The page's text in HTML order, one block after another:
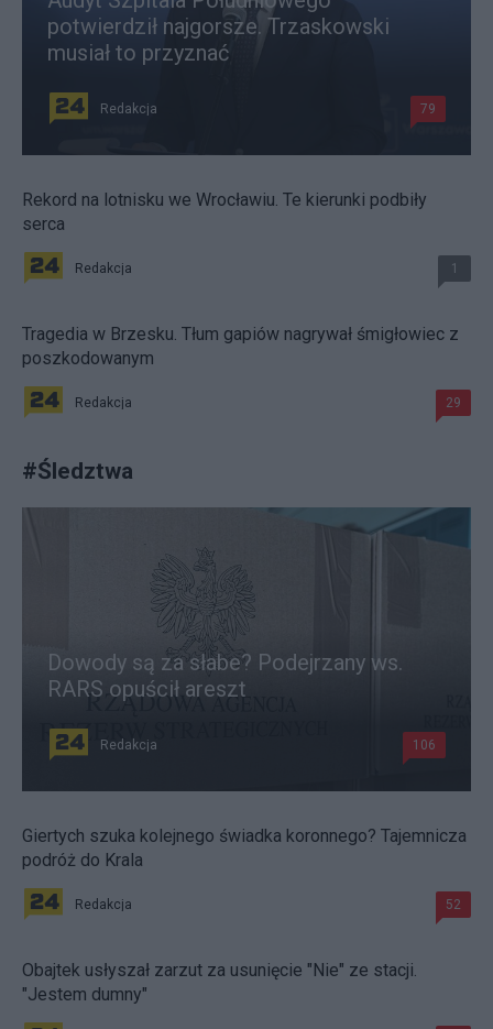
potwierdził najgorsze. Trzaskowski
musiał to przyznać
Redakcja 79
Rekord na lotnisku we Wrocławiu. Te kierunki podbiły
serca
Redakcja 1
Tragedia w Brzesku. Tłum gapiów nagrywał śmigłowiec z
poszkodowanym
Redakcja 29
#Śledztwa
Dowody są za słabe? Podejrzany ws.
RARS opuścił areszt
Redakcja 106
Giertych szuka kolejnego świadka koronnego? Tajemnicza
podróż do Krala
Redakcja 52
Obajtek usłyszał zarzut za usunięcie "Nie" ze stacji.
"Jestem dumny"